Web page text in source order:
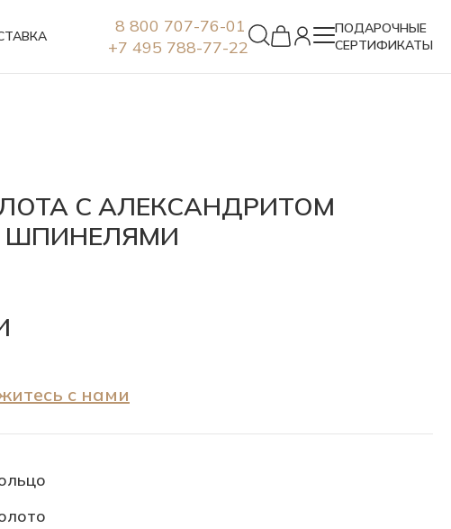
8 800 707-76-01
+7 495 788-77-22
ПОДАРОЧНЫЕ
СЕРТИФИКАТЫ
С АЛЕКСАНДРИТОМ
с нами